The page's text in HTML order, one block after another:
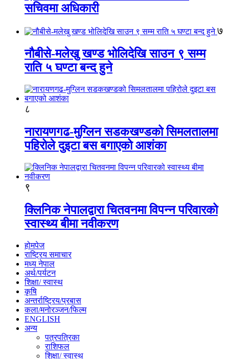
सचिवमा अधिकारी
७
नौबीसे-मलेखु खण्ड भोलिदेखि साउन ९ सम्म
राति ५ घण्टा बन्द हुने
८
नारायणगढ-मुग्लिन सडकखण्डको सिमलतालमा
पहिरोले दुइटा बस बगाएको आशंका
९
क्लिनिक नेपालद्वारा चितवनमा विपन्न परिवारको
स्वास्थ्य बीमा नवीकरण
होमपेज
राष्ट्रिय समाचार
मध्य नेपाल
अर्थ/पर्यटन
शिक्षा/ स्वास्थ
कृषि
अन्तर्राष्ट्रिय/प्रबास
कला/मनोरञ्जन/फिल्म
ENGLISH
अन्य
पत्रपत्रिका
राशिफल
शिक्षा/ स्वास्थ